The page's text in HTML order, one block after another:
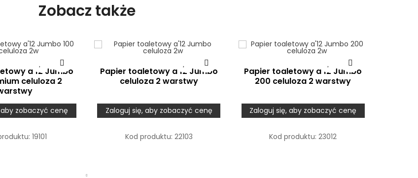
Zobacz także
a'12 Jumbo
celuloza 2
aby zobaczyć cenę
19101
Papier toaletowy a'12 Jumbo
celuloza 2 warstwy
Zaloguj się, aby zobaczyć cenę
Kod produktu: 22103
Papier toaletowy a'12 Jumbo
200 celuloza 2 warstwy
Zaloguj się, aby zobaczyć cenę
Kod produktu: 23012